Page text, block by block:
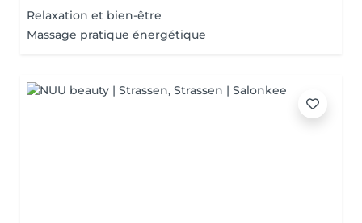
Relaxation et bien-être
Massage pratique énergétique